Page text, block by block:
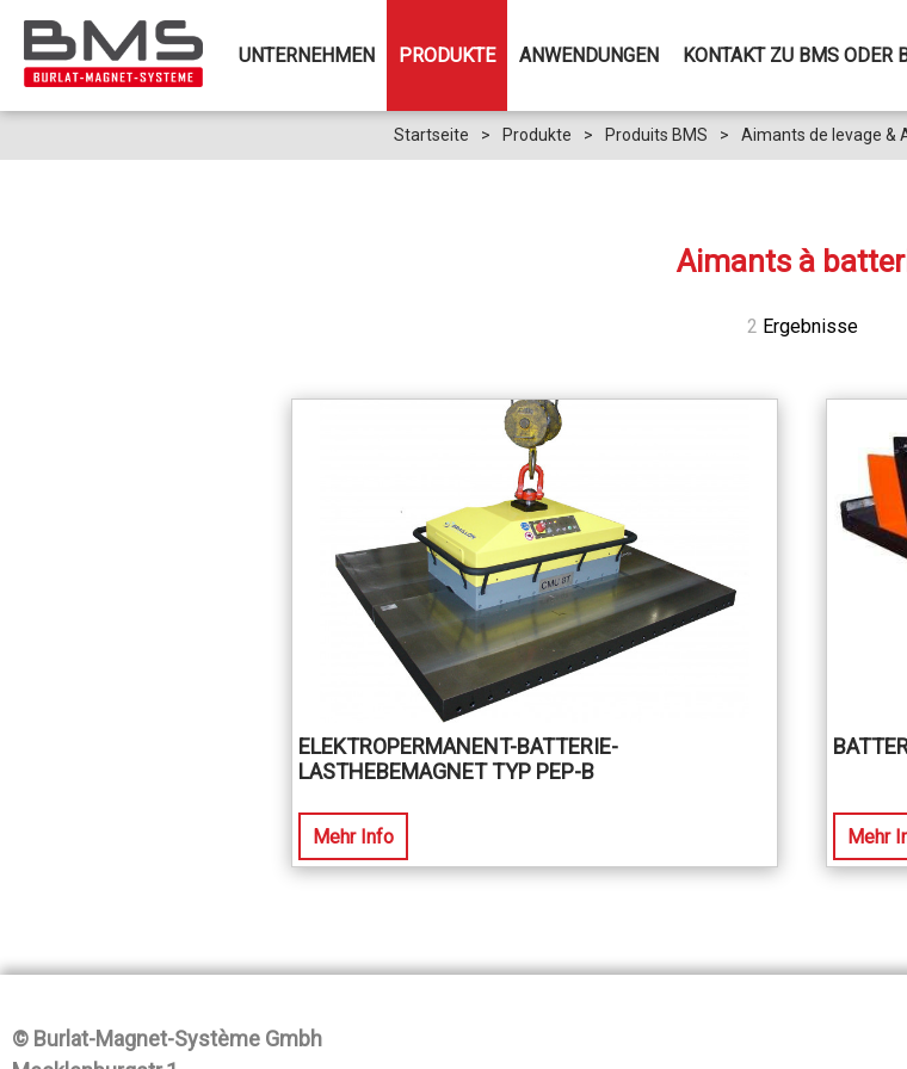
UNTERNEHMEN PRODUKTE ANWENDUNGEN KONTAKT ZU BMS ODER
Startseite > Produkte > Produits BMS > Aimants de levage &
Aimants à
2 Ergebnisse
ELEKTROPERMANENT-BATTERIE-
LASTHEBEMAGNET TYP PEP-B
Mehr Info Mehr
© Burlat-Magnet-Système Gmbh